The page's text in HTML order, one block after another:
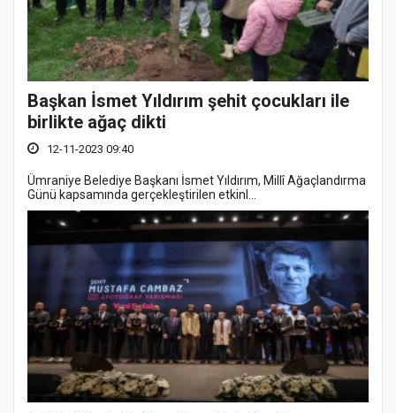
Başkan İsmet Yıldırım şehit çocukları ile
birlikte ağaç dikti
12-11-2023 09:40
Ümraniye Belediye Başkanı İsmet Yıldırım, Millî Ağaçlandırma
Günü kapsamında gerçekleştirilen etkinl...